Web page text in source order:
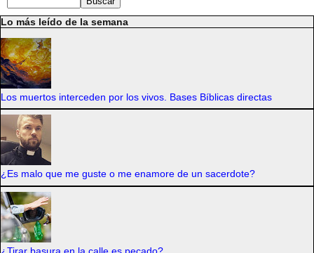
Lo más leído de la semana
Los muertos interceden por los vivos. Bases Bíblicas directas
¿Es malo que me guste o me enamore de un sacerdote?
¿Tirar basura en la calle es pecado?